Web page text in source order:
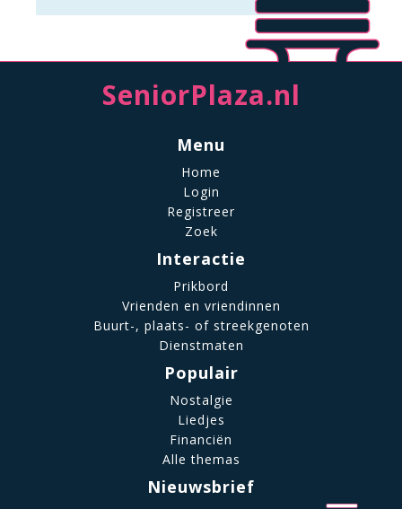
SeniorPlaza.nl
Menu
Home
Login
Registreer
Zoek
Interactie
Prikbord
Vrienden en vriendinnen
Buurt-, plaats- of streekgenoten
Dienstmaten
Populair
Nostalgie
Liedjes
Financiën
Alle themas
Nieuwsbrief